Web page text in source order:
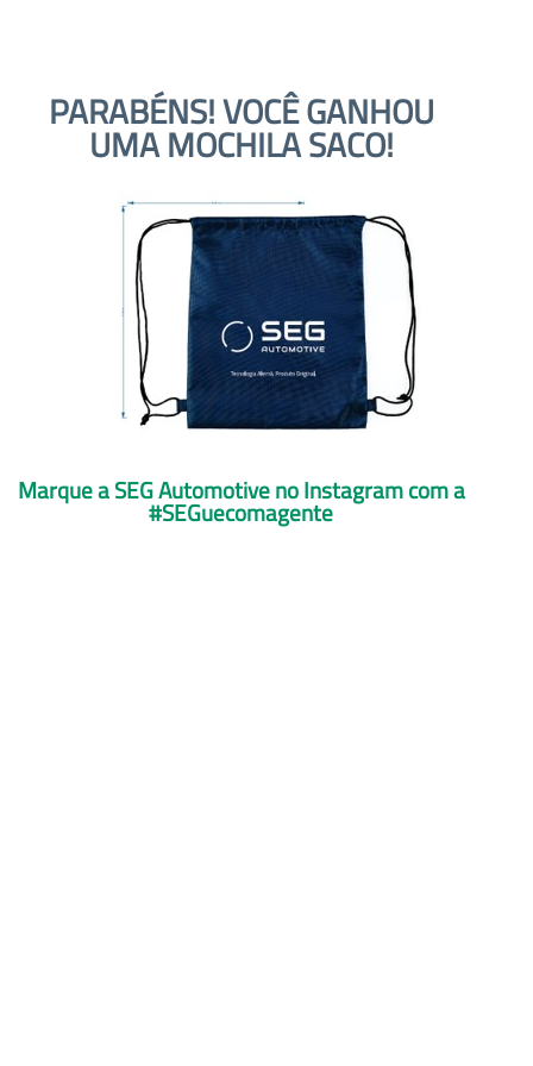
PARABÉNS! VOCÊ GANHOU
UMA MOCHILA SACO!
Marque a SEG Automotive no Instagram com a
#SEGuecomagente